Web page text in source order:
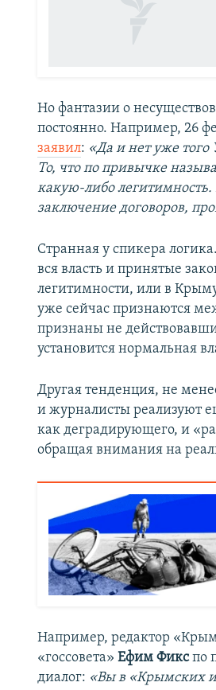
Но фантазии о
постоянно. Например, 26
заявил: «Да и нет уже того
То, что по привычке
какую-либо легитимность.
заключение договоров,
Странная у спикера
вся власть и принятые
легитимности, или в
уже сейчас признаются
признаны не
установится нормальная
Другая тенденция, не
и журналисты реализуют
как деградирующего, и
обращая внимания на
Например, редактор
«госсовета»Ефим Фикспо
диалог: «Вы в «Крымских